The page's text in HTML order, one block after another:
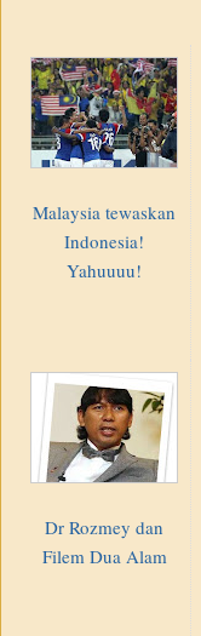
Malaysia tewaskan
Indonesia!
Yahuuuu!
Dr Rozmey dan
Filem Dua Alam